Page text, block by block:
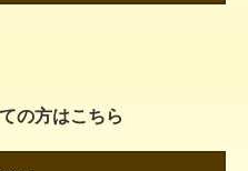
の方はこちら